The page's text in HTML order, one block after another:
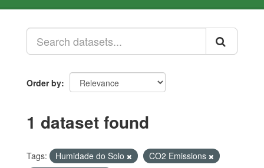
Order by
1 dataset found
Tags: Humidade do Solo
CO2 Emissions